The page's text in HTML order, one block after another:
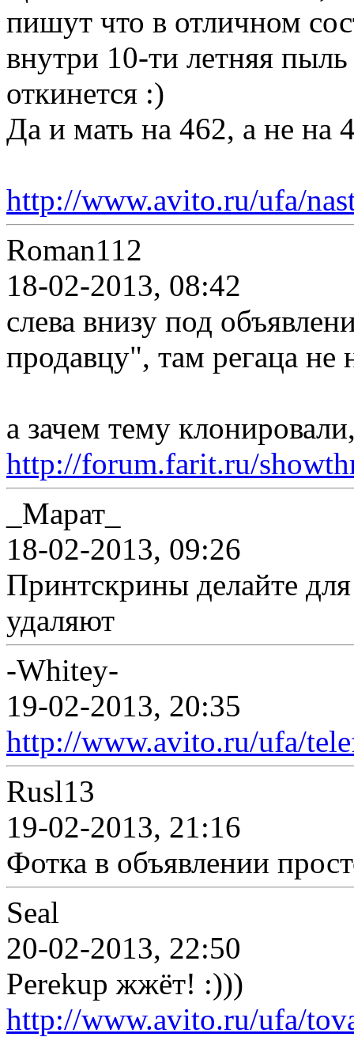
пишут что в отличном
внутри 10-ти летняя
откинется :)
Да и мать на 462, а не на
http://www.avito.ru/ufa/
Roman112
18-02-2013, 08:42
слева внизу под
продавцу", там регаца не
а зачем тему
http://forum.farit.ru/
_Марат_
18-02-2013, 09:26
Принтскрины делайте
удаляют
-Whitey-
19-02-2013, 20:35
http://www.avito.ru/ufa/
Rusl13
19-02-2013, 21:16
Фотка в объявлении
Seal
20-02-2013, 22:50
Perekup жжёт! :)))
http://www.avito.ru/ufa/